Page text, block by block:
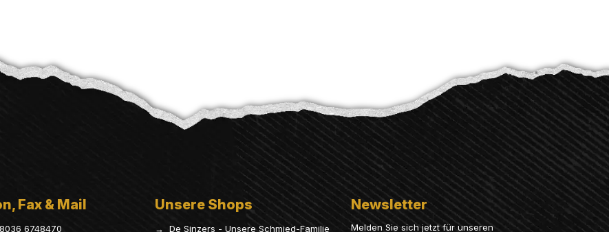
Fax & Mail
6748470
Unsere Shops
→ De Sinzers - Unsere Schmied-Familie
Newsletter
Melden Sie sich jetzt für unseren